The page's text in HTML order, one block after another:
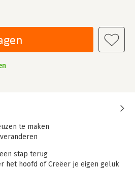
te maken
stap terug
het hoofd of Creëer je eigen geluk